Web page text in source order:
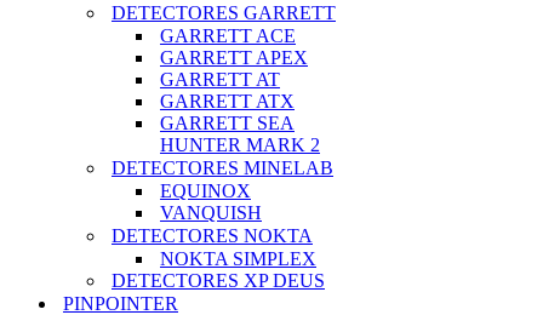
DETECTORES GARRETT
GARRETT ACE
GARRETT APEX
GARRETT AT
GARRETT ATX
GARRETT SEA
HUNTER MARK 2
DETECTORES MINELAB
EQUINOX
VANQUISH
DETECTORES NOKTA
NOKTA SIMPLEX
DETECTORES XP DEUS
PINPOINTER